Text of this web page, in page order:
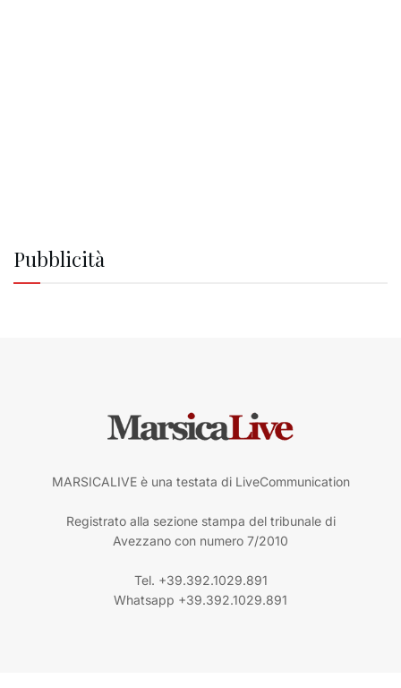
Pubblicità
MARSICALIVE è una testata di LiveCommunication
Registrato alla sezione stampa del tribunale di
Avezzano con numero 7/2010
Tel. +39.392.1029.891
Whatsapp +39.392.1029.891